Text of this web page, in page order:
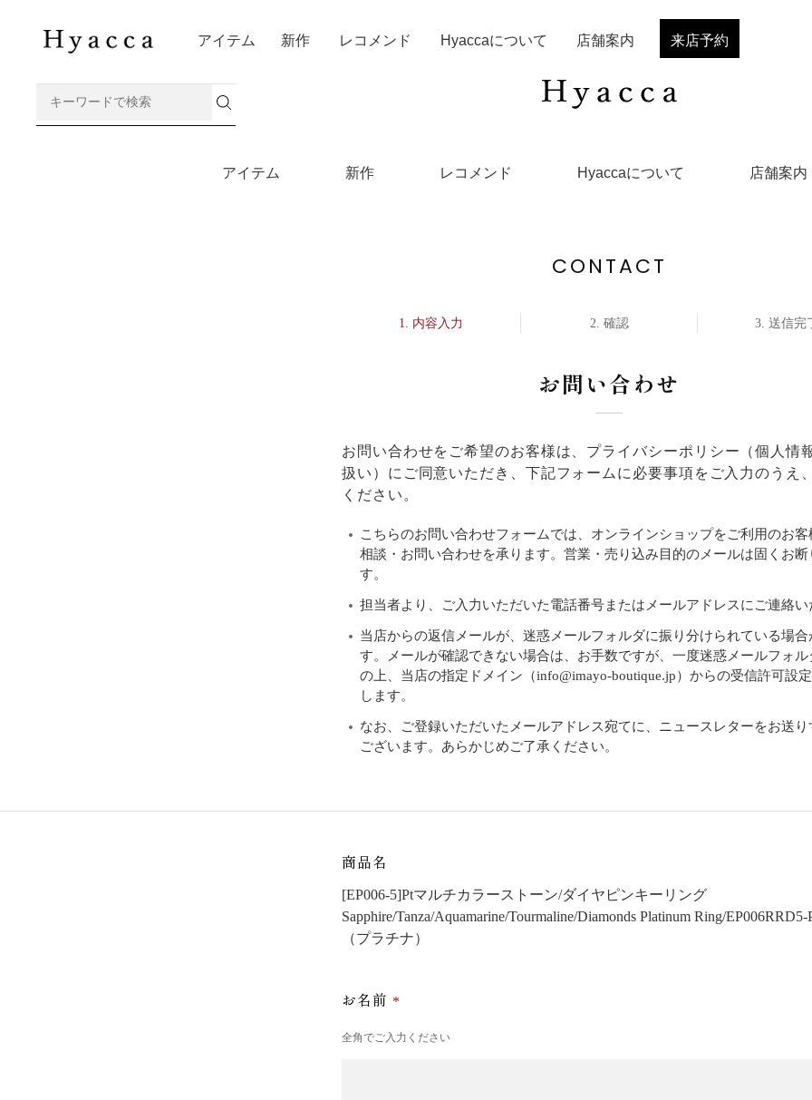
アイテム 新作 レコメンド Hyaccaについて 店舗案内
アイテム 新作 レコメンド Hyaccaについて 店舗案内 来店予約
CONTACT
内容入力 確認 送信完
お問い合わせ
お問い合わせをご希望のお客様は、 プライバシーポリシー （個人情
扱い）にご同意いただき、下記フォームに必要事項をご入力のうえ
ください。
こちらのお問い合わせフォームでは、オンラインショップをご利用のお
相談・お問い合わせを承ります。営業・売り込み目的のメールは固くお
す。
担当者より、ご入力いただいた電話番号またはメールアドレスにご連絡
当店からの返信メールが、迷惑メールフォルダに振り分けられている場
す。メールが確認できない場合は、お手数ですが、一度迷惑メールフォ
の上、当店の指定ドメイン（info@imayo-boutique.jp）からの受信許可設
します。
なお、ご登録いただいたメールアドレス宛てに、ニュースレターをお送
ございます。あらかじめご了承ください。
商品名
[EP006-5]Ptマルチカラーストーン/ダイヤピンキーリング
Sapphire/Tanza/Aquamarine/Tourmaline/Diamonds Platinum Ring/EP006RRD5-
（プラチナ）
お名前
全角でご入力ください